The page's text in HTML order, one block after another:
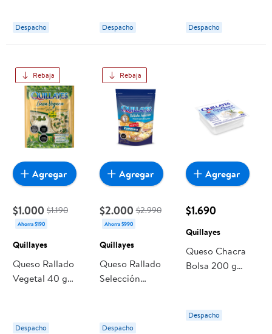
Despacho Despacho Despacho
Rebaja
$1.000 $1.190
Ahorra $190
Quillayes
Queso Rallado
Vegetal 40 g
Despacho
Agregar
Rebaja
$2.000 $2.990
Ahorra $990
Quillayes
Queso Rallado
Selección
Despacho
Agregar
$1.690
Quillayes
Queso Chacra
Bolsa 200 g
Despacho
Agregar